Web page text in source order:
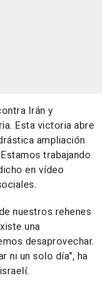
Irán y
Esta victoria abre
ampliación
trabajando
en vídeo
nuestros rehenes
una
desaprovechar.
ni un solo día", ha